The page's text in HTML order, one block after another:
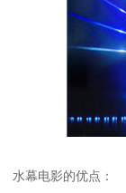
水幕电影的优点：